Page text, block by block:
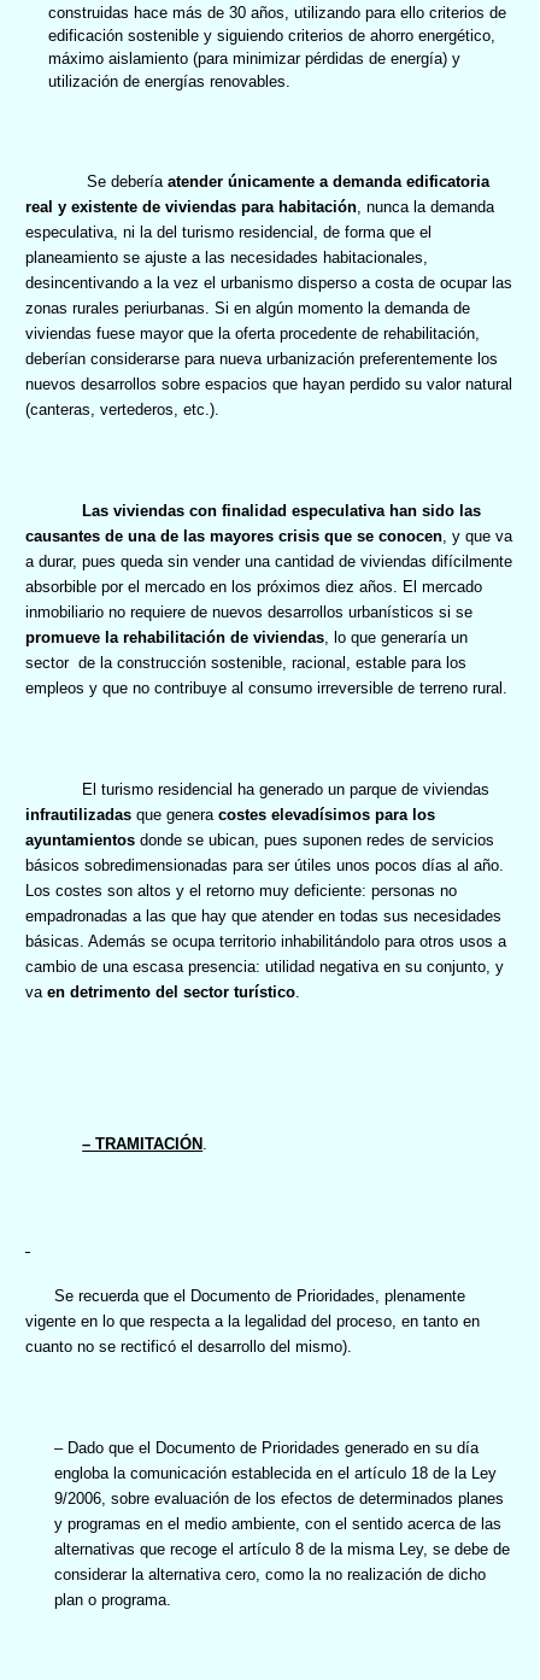
construidas hace más de 30 años, utilizando para ello criterios de
edificación sostenible y siguiendo criterios de ahorro energético,
máximo aislamiento (para minimizar pérdidas de energía) y
utilización de energías renovables.
Se deberíaatender únicamente a demanda edificatoria
real y existente de viviendas para habitación , nunca la demanda
especulativa, ni la del turismo residencial, de forma que el
planeamiento se ajuste a las necesidades habitacionales,
desincentivando a la vez el urbanismo disperso a costa de ocupar las
zonas rurales periurbanas. Si en algún momento la demanda de
viviendas fuese mayor que la oferta procedente de rehabilitación,
deberían considerarse para nueva urbanización preferentemente los
nuevos desarrollos sobre espacios que hayan perdido su valor natural
(canteras, vertederos, etc.).
Las viviendas con finalidad especulativa han sido las
causantes de una de las mayores crisis que se conocen , y que va
a durar, pues queda sin vender una cantidad de viviendas difícilmente
absorbible por el mercado en los próximos diez años. El mercado
inmobiliario no requiere de nuevos desarrollos urbanísticos si se
promueve la rehabilitación de viviendas , lo que generaría un
sector de la construcción sostenible, racional, estable para los
empleos y que no contribuye al consumo irreversible de terreno rural.
El turismo residencial ha generado un parque de viviendas
infrautilizadas que genera costes elevadísimos para los
ayuntamientos donde se ubican, pues suponen redes de servicios
básicos sobredimensionadas para ser útiles unos pocos días al año.
Los costes son altos y el retorno muy deficiente: personas no
empadronadas a las que hay que atender en todas sus necesidades
básicas. Además se ocupa territorio inhabilitándolo para otros usos a
cambio de una escasa presencia: utilidad negativa en su conjunto, y
va en detrimento del sector turístico
– TRAMITACIÓN
Se recuerda que el Documento de Prioridades, plenamente
vigente en lo que respecta a la legalidad del proceso, en tanto en
cuanto no se rectificó el desarrollo del mismo).
– Dado que el Documento de Prioridades generado en su día
engloba la comunicación establecida en el artículo 18 de la Ley
9/2006, sobre evaluación de los efectos de determinados planes
y programas en el medio ambiente, con el sentido acerca de las
alternativas que recoge el artículo 8 de la misma Ley, se debe de
considerar la alternativa cero, como la no realización de dicho
plan o programa.